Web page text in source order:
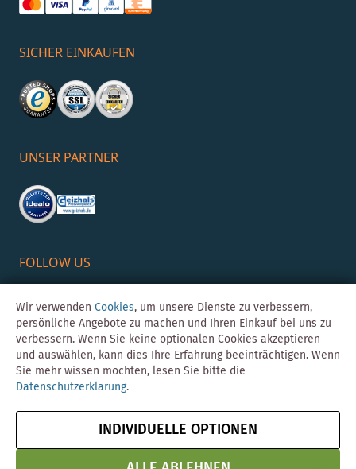
SICHER EINKAUFEN
UNSER PARTNER
FOLLOW US
Magento-Agentur Y1 Digital AG
& Sicherheit
Vertrag widerrufen
Wir verwenden Cookies, um unsere Dienste zu verbessern,
persönliche Angebote zu machen und Ihren Einkauf bei uns zu
verbessern. Wenn Sie keine optionalen Cookies akzeptieren
und auswählen, kann dies Ihre Erfahrung beeinträchtigen. Wenn
Sie mehr wissen möchten, lesen Sie bitte die
Datenschutzerklärung.
INDIVIDUELLE OPTIONEN